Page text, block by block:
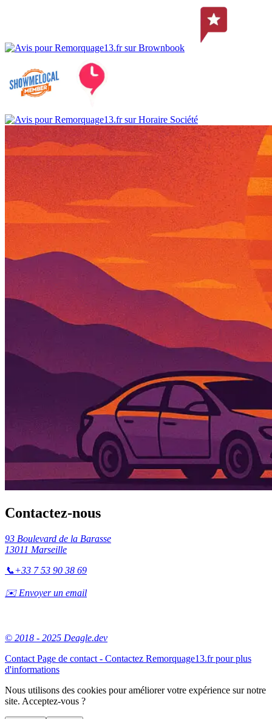
Contactez-nous
93 Boulevard de la Barasse
13011 Marseille
📞+33 7 53 90 38 69
✉️ Envoyer un email
© 2018 - 2025 Deagle.dev
Contact Page de contact - Contactez Remorquage13.fr pour plus
d'informations
Nous utilisons des cookies pour améliorer votre expérience sur notre
site. Acceptez-vous ?